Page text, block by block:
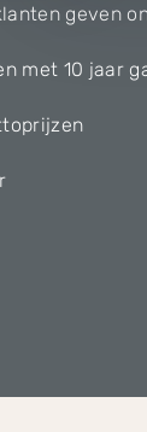
geven
met 10 jaar